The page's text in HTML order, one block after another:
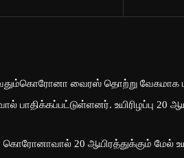
வைரஸ் தொற்று வேகமாக
பாதிக்கப்பட்டுள்ளனர். உயிரிழப்பு 20
20 ஆயிரத்துக்கும் மேல்